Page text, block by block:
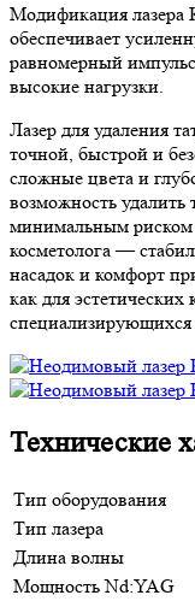
Модификация лазера
обеспечивает
равномерный
высокие нагрузки.
Лазер для удаления
точной, быстрой и
сложные цвета и
возможность
минимальным
косметолога —
насадок и комфорт
как для
специализирующихся
Технические
Тип оборудования
Тип лазера
Длина волны
Мощность Nd:YAG